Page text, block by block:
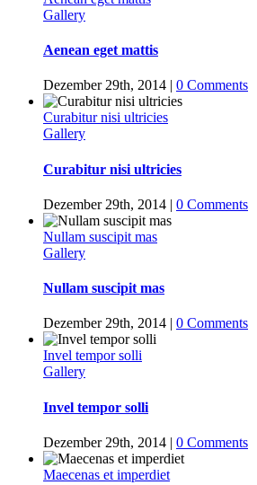
Gallery
Aenean eget mattis
Dezember 29th, 2014 | 0 Comments
Curabitur nisi ultricies
Gallery
Curabitur nisi ultricies
Dezember 29th, 2014 | 0 Comments
Nullam suscipit mas
Gallery
Nullam suscipit mas
Dezember 29th, 2014 | 0 Comments
Invel tempor solli
Gallery
Invel tempor solli
Dezember 29th, 2014 | 0 Comments
Maecenas et imperdiet